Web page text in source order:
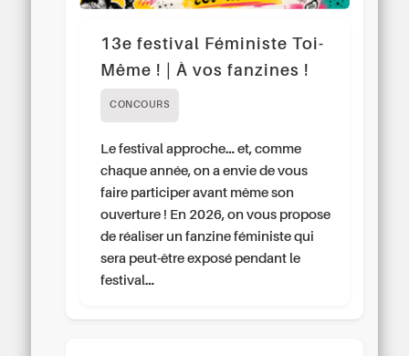
13e festival Féministe Toi-
Même ! | À vos fanzines !
CONCOURS
Le festival approche… et, comme
chaque année, on a envie de vous
faire participer avant même son
ouverture ! En 2026, on vous propose
de réaliser un fanzine féministe qui
sera peut-être exposé pendant le
festival…